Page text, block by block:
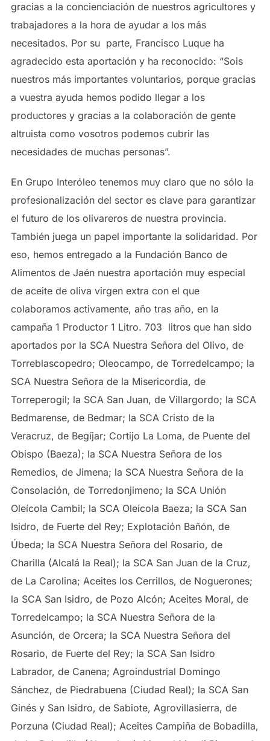
gracias a la concienciación de nuestros agricultores y
trabajadores a la hora de ayudar a los más
necesitados. Por su parte, Francisco Luque ha
agradecido esta aportación y ha reconocido: “Sois
nuestros más importantes voluntarios, porque gracias
a vuestra ayuda hemos podido llegar a los
productores y gracias a la colaboración de gente
altruista como vosotros podemos cubrir las
necesidades de muchas personas”.
En Grupo Interóleo tenemos muy claro que no sólo la
profesionalización del sector es clave para garantizar
el futuro de los olivareros de nuestra provincia.
También juega un papel importante la solidaridad. Por
eso, hemos entregado a la Fundación Banco de
Alimentos de Jaén nuestra aportación muy especial
de aceite de oliva virgen extra con el que
colaboramos activamente, año tras año, en la
campaña 1 Productor 1 Litro. 703 litros que han sido
aportados por la SCA Nuestra Señora del Olivo, de
Torreblascopedro; Oleocampo, de Torredelcampo; la
SCA Nuestra Señora de la Misericordia, de
Torreperogil; la SCA San Juan, de Villargordo; la SCA
Bedmarense, de Bedmar; la SCA Cristo de la
Veracruz, de Begíjar; Cortijo La Loma, de Puente del
Obispo (Baeza); la SCA Nuestra Señora de los
Remedios, de Jimena; la SCA Nuestra Señora de la
Consolación, de Torredonjimeno; la SCA Unión
Oleícola Cambil; la SCA Oleícola Baeza; la SCA San
Isidro, de Fuerte del Rey; Explotación Bañón, de
Úbeda; la SCA Nuestra Señora del Rosario, de
Charilla (Alcalá la Real); la SCA San Juan de la Cruz,
de La Carolina; Aceites los Cerrillos, de Noguerones;
la SCA San Isidro, de Pozo Alcón; Aceites Moral, de
Torredelcampo; la SCA Nuestra Señora de la
Asunción, de Orcera; la SCA Nuestra Señora del
Rosario, de Fuerte del Rey; la SCA San Isidro
Labrador, de Canena; Agroindustrial Domingo
Sánchez, de Piedrabuena (Ciudad Real); la SCA San
Ginés y San Isidro, de Sabiote, Agrovillasierra, de
Porzuna (Ciudad Real); Aceites Campiña de Bobadilla,